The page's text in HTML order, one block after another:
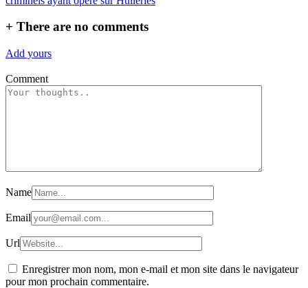
+ There are no comments
Add yours
Comment
Name
Email
Url
Enregistrer mon nom, mon e-mail et mon site dans le navigateur
pour mon prochain commentaire.